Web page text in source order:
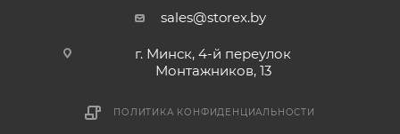
sales@storex.by
г. Минск, 4-й переулок
Монтажников, 13
ПОЛИТИКА КОНФИДЕНЦИАЛЬНОСТИ